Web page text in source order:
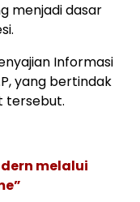
menjadi dasar
Informasi
yang bertindak
tersebut.
melalui